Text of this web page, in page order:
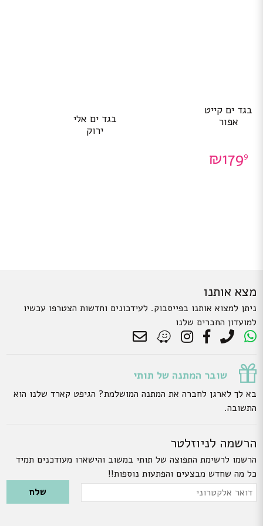
למוצר
זה
ניתן
לבחור
בגד ים קייט
אפור
₪1799
בגד ים אלי
ירוק
מצא אותנו
ניתן למצוא אותנו בפייסבוק. לעידכונים וחדשות הצטרפו עכשיו
למועדון החברים שלנו
שובר המתנה של תותי
בא לך לארגן לחברה את המתנה המושלמת? הגיפט קארד שלנו הוא
התשובה.
הרשמה לניוזלטר
הרשמו לרשימת התפוצה של תותי במשוב והישארו מעודכנים תמיד
כל מה שחדש מבצעים והפתעות נוספות!!
Please leave this field empty.
דואר